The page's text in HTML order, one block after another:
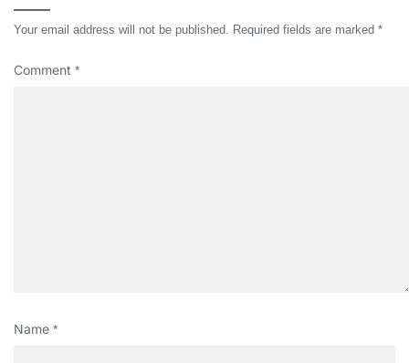
Your email address will not be published. Required fields are marked *
Comment *
Name *